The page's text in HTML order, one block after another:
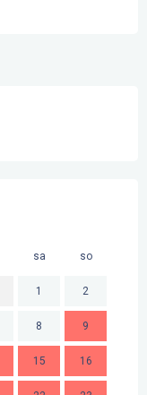
sa so
1 2
8 9
15 16